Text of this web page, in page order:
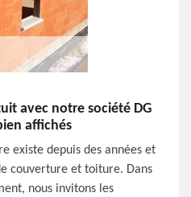
avec notre société DG
affichés
existe depuis des années et
couverture et toiture. Dans
nous invitons les